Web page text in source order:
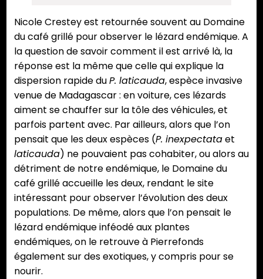
Nicole Crestey est retournée souvent au Domaine
du café grillé pour observer le lézard endémique. A
la question de savoir comment il est arrivé là, la
réponse est la même que celle qui explique la
dispersion rapide duP. laticauda, espèce invasive
venue de Madagascar : en voiture, ces lézards
aiment se chauffer sur la tôle des véhicules, et
parfois partent avec. Par ailleurs, alors que l’on
pensait que les deux espèces (P. inexpectataet
laticauda) ne pouvaient pas cohabiter, ou alors au
détriment de notre endémique, le Domaine du
café grillé accueille les deux, rendant le site
intéressant pour observer l’évolution des deux
populations. De même, alors que l’on pensait le
lézard endémique inféodé aux plantes
endémiques, on le retrouve à Pierrefonds
également sur des exotiques, y compris pour se
nourir.